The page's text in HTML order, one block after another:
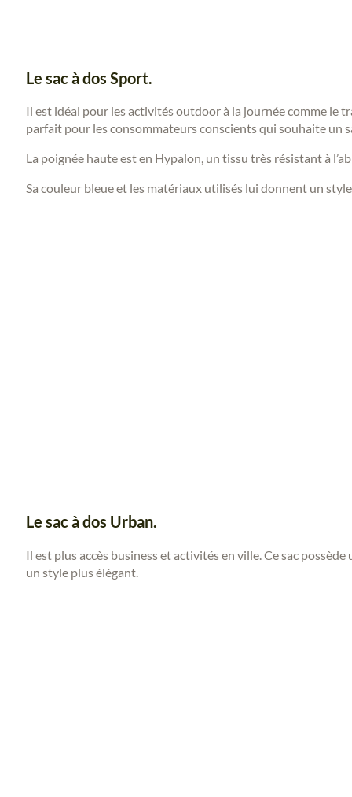
Le sac à dos Sport.
Il est idéal pour les activités outdoor à la journée comme le
parfait pour les consommateurs conscients qui souhaite
La poignée haute est en Hypalon, un tissu très résistant à
Sa couleur bleue et les matériaux utilisés lui donnent un
Le sac à dos Urban.
Il est plus accès business et activités en ville. Ce sac
un style plus élégant.